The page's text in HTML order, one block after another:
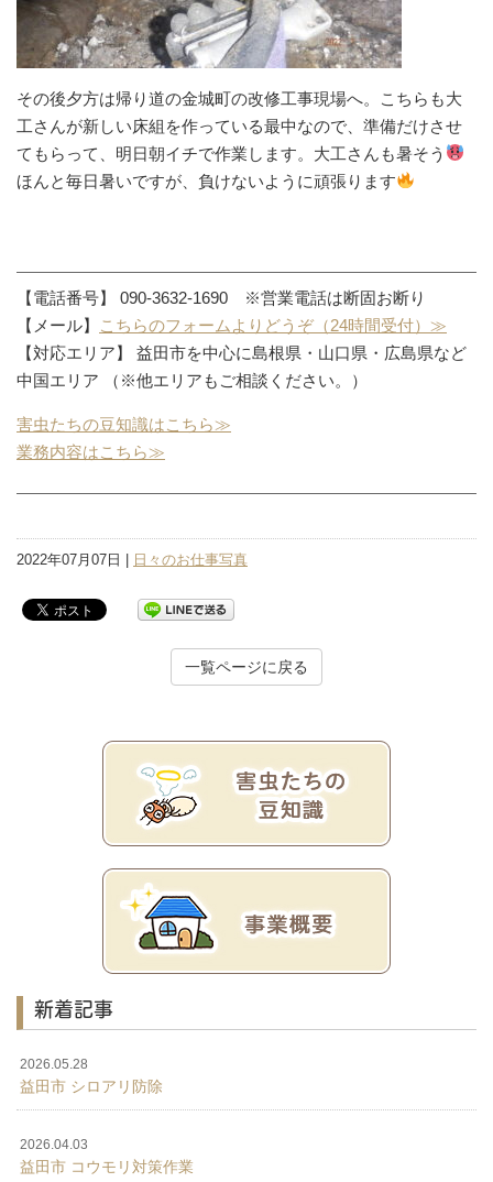
その後夕方は帰り道の金城町の改修工事現場へ。こちらも大
工さんが新しい床組を作っている最中なので、準備だけさせ
てもらって、明日朝イチで作業します。大工さんも暑そう
ほんと毎日暑いですが、負けないように頑張ります
【電話番号】 090-3632-1690 ※営業電話は断固お断り
【メール】
こちらのフォームよりどうぞ（24時間受付）≫
【対応エリア】 益田市を中心に島根県・山口県・広島県など
中国エリア （※他エリアもご相談ください。）
害虫たちの豆知識はこちら≫
業務内容はこちら≫
2022年07月07日 | 日々のお仕事写真
一覧ページに戻る
新着記事
2026.05.28
益田市 シロアリ防除
2026.04.03
益田市 コウモリ対策作業